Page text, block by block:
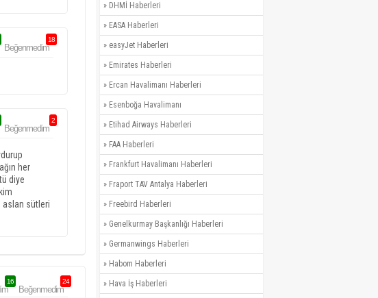
Beğenmedim
18
Beğenmedim
2
her
diye
aslan sütleri
16
Beğenmedim
24
» DHMİ Haberleri
» EASA Haberleri
» easyJet Haberleri
» Emirates Haberleri
» Ercan Havalimanı Haberleri
» Esenboğa Havalimanı
» Etihad Airways Haberleri
» FAA Haberleri
» Frankfurt Havalimanı Haberleri
» Fraport TAV Antalya Haberleri
» Freebird Haberleri
» Genelkurmay Başkanlığı Haberleri
» Germanwings Haberleri
» Habom Haberleri
» Hava İş Haberleri